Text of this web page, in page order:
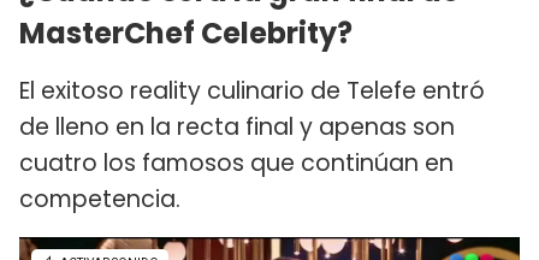
MasterChef Celebrity?
El exitoso reality culinario de Telefe entró
de lleno en la recta final y apenas son
cuatro los famosos que continúan en
competencia.